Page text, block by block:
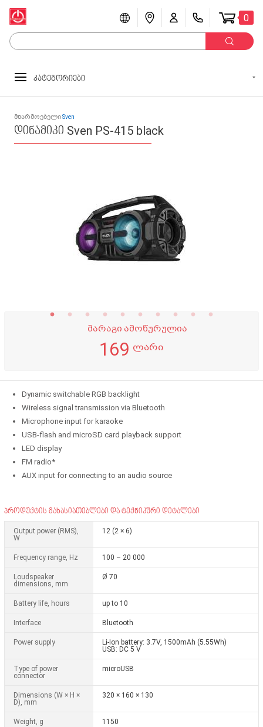
0
კატეგორიები
მწარმოებელიSven
დინამიკი Sven PS-415 black
მარაგი ამოწურულია
169 ლარი
Dynamic switchable RGB backlight
Wireless signal transmission via Bluetooth
Microphone input for karaoke
USB-flash and microSD card playback support
LED display
FM radio*
AUX input for connecting to an audio source
პროდუქტის მახასიათებლები და ტექნიკური დეტალები
Output power (RMS),
W
12 (2 × 6)
Frequency range, Hz 100 – 20 000
Loudspeaker
dimensions, mm
Ø 70
Battery life, hours up to 10
Interfacе Bluetooth
Power supply
Li-Ion battery: 3.7V, 1500mAh (5.55Wh)
USB: DC 5 V
Type of power
connector
microUSB
Dimensions (W × H ×
D), mm
320 × 160 × 130
Weight, g 1150